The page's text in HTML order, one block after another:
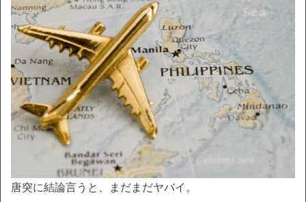
唐突に結論言うと、まだまだヤバイ。